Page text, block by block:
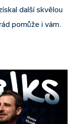
další skvělou
pomůže i vám.